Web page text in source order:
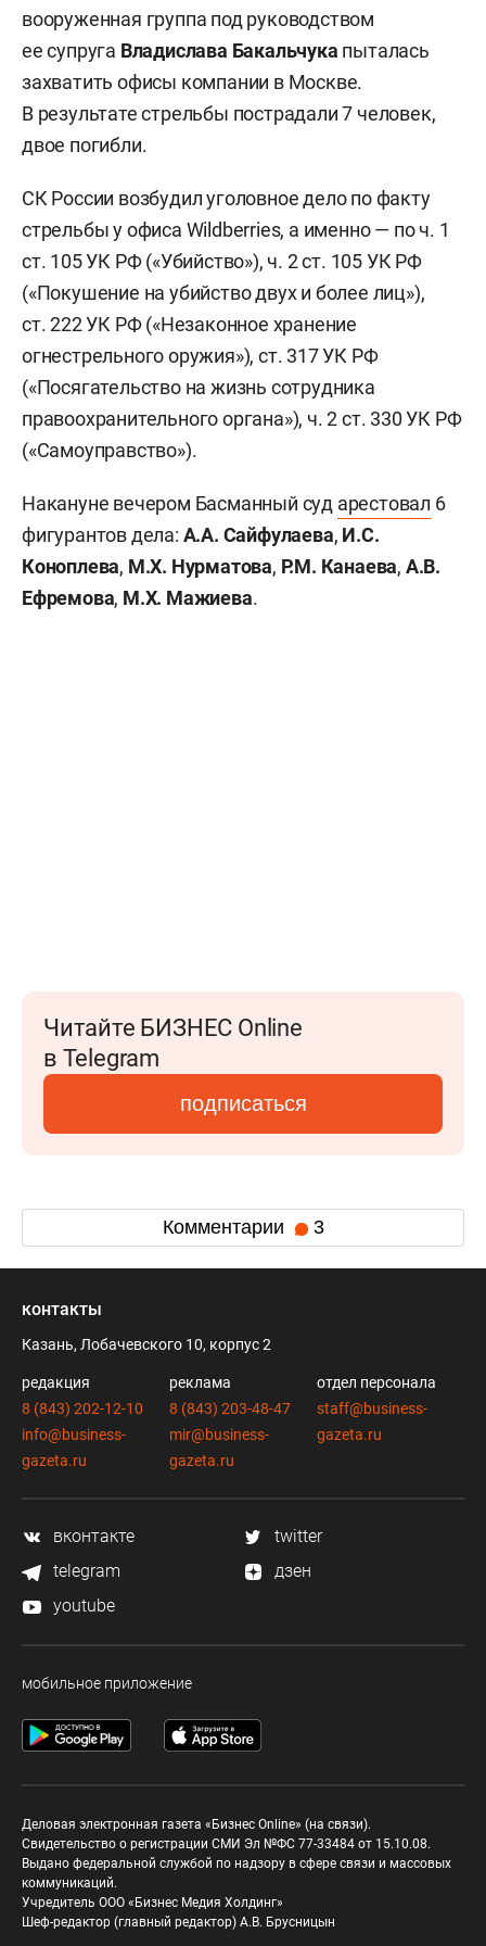
вооруженная группа под руководством
ее супруга Владислава Бакальчука пыталась
захватить офисы компании в Москве.
В результате стрельбы пострадали 7 человек,
двое погибли.
СК России возбудил уголовное дело по факту
стрельбы у офиса Wildberries, а именно — по ч. 1
ст. 105 УК РФ («Убийство»), ч. 2 ст. 105 УК РФ
(«Покушение на убийство двух и более лиц»),
ст. 222 УК РФ («Незаконное хранение
огнестрельного оружия»), ст. 317 УК РФ
(«Посягательство на жизнь сотрудника
правоохранительного органа»), ч. 2 ст. 330 УК РФ
(«Самоуправство»).
Накануне вечером Басманный суд арестовал 6
фигурантов дела: А.А. Сайфулаева, И.С.
Коноплева, М.Х. Нурматова, Р.М. Канаева, А.В.
Ефремова, М.Х. Мажиева.
Читайте БИЗНЕС Online
в Telegram
подписаться
Комментарии 3
контакты
Казань, Лобачевского 10, корпус 2
редакция
8 (843) 202-12-10
info@business-
gazeta.ru
реклама
8 (843) 203-48-47
mir@business-
gazeta.ru
отдел персонала
staff@business-
gazeta.ru
вконтакте
twitter
telegram
дзен
youtube
мобильное приложение
Деловая электронная газета «Бизнес Online» (на связи).
Свидетельство о регистрации СМИ Эл №ФС 77-33484 от 15.10.08.
Выдано федеральной службой по надзору в сфере связи и массовых
коммуникаций.
Учредитель ООО «Бизнес Медия Холдинг»
Шеф-редактор (главный редактор) А.В. Брусницын